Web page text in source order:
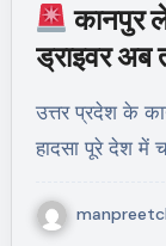
कानपुर
ड्राइवर
उत्तर प्रदेश के कानपुर शहर में रविवार को हुआ एक भीषण सड़क
हादसा पूरे देश में